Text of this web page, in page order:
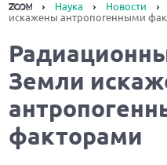
Наука Новости
искажены антропогенными
Земли
факторами